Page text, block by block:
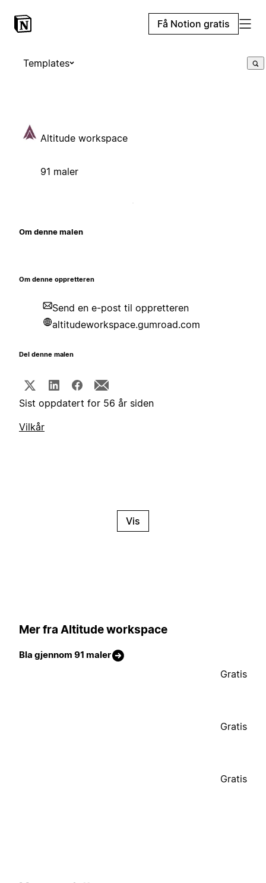
Få Notion gratis
Templates
Altitude workspace
91 maler
Om denne malen
Om denne oppretteren
Send en e-post til oppretteren
altitudeworkspace.gumroad.com
Del denne malen
Sist oppdatert for 56 år siden
Vilkår
Vis
Mer fra Altitude workspace
Bla gjennom 91 maler
Gratis
Gratis
Gratis